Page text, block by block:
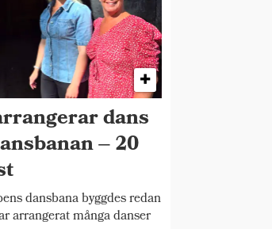
dans
– 20
dansbana byggdes redan
arrangerat många danser